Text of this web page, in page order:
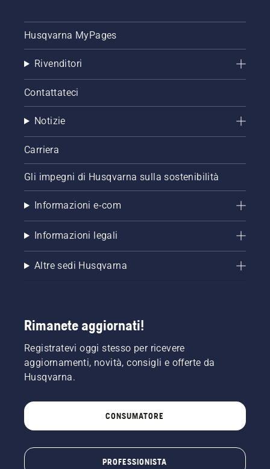
Husqvarna MyPages
Rivenditori
Contattateci
Notizie
Carriera
Gli impegni di Husqvarna sulla sostenibilità
Informazioni e-com
Informazioni legali
Altre sedi Husqvarna
Rimanete aggiornati!
Registratevi oggi stesso per ricevere
aggiornamenti, novità, consigli e offerte da
Husqvarna.
CONSUMATORE
PROFESSIONISTA